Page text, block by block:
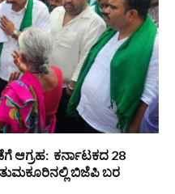
ಆಗ್ರಹ: ಕರ್ನಾಟಕದ 28
ಬಿಜೆಪಿ ಬರ